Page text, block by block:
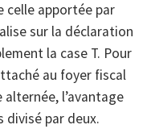
celle apportée par
sur la déclaration
la case T. Pour
au foyer fiscal
l’avantage
divisé par deux.